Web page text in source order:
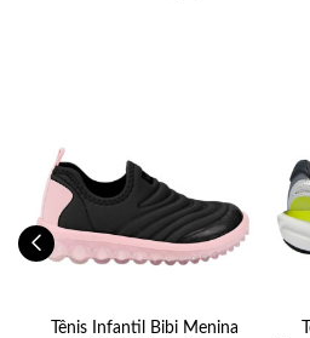
Tênis Infantil Bibi Menina